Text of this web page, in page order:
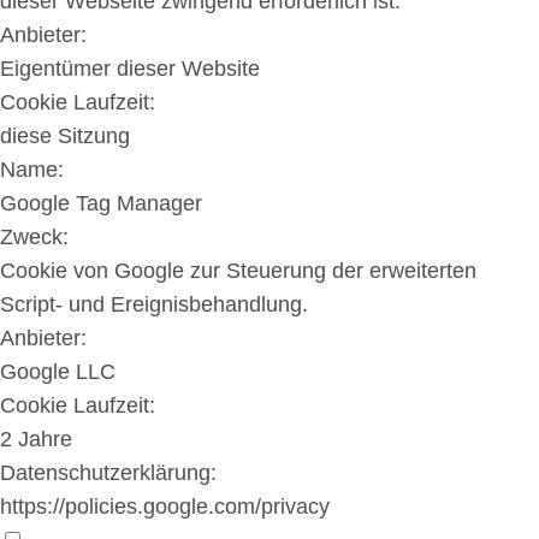
Anbieter:
Eigentümer dieser Website
Cookie Laufzeit:
diese Sitzung
Name:
Google Tag Manager
Zweck:
Cookie von Google zur Steuerung der erweiterten
Script- und Ereignisbehandlung.
Anbieter:
Google LLC
Cookie Laufzeit:
2 Jahre
Datenschutzerklärung:
https://policies.google.com/privacy